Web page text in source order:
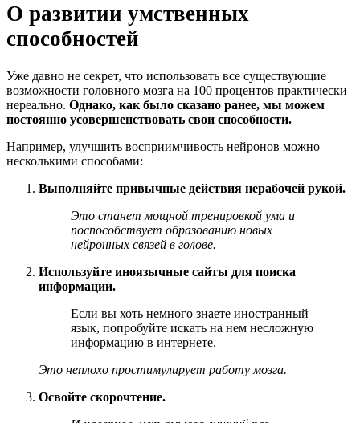
О развитии умственных
способностей
Уже давно не секрет, что использовать все существующие
возможности головного мозга на 100 процентов практически
нереально. Однако, как было сказано ранее, мы можем
постоянно усовершенствовать свои способности.
Например, улучшить восприимчивость нейронов можно
несколькими способами:
Выполняйте привычные действия нерабочей рукой.
Это станет мощной тренировкой ума и
поспособствует образованию новых
нейронных связей в голове.
Используйте иноязычные сайты для поиска
информации.
Если вы хоть немного знаете иностранный
язык, попробуйте искать на нем несложную
информацию в интернете.
Это неплохо простимулирует работу мозга.
Освойте скорочтение.